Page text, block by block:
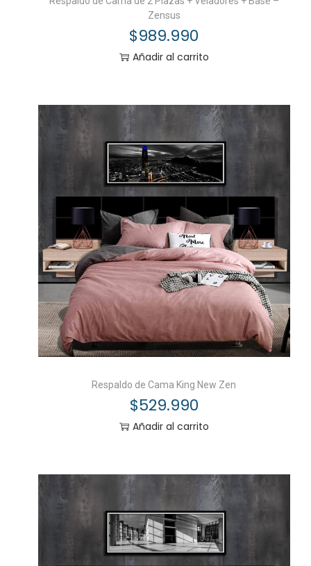
Zensus
$989.990
Añadir al carrito
Respaldo de Cama King New Zen
$529.990
Añadir al carrito